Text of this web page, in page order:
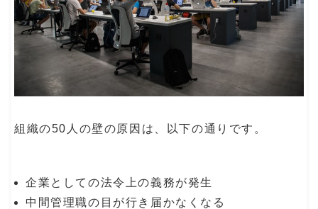
組織の50人の壁の原因は、以下の通りです。
企業としての法令上の義務が発生
中間管理職の目が行き届かなくなる